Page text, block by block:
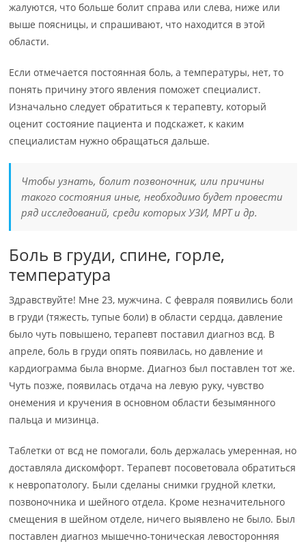
жалуются, что больше болит справа или слева, ниже или
выше поясницы, и спрашивают, что находится в этой
области.
Если отмечается постоянная боль, а температуры, нет, то
понять причину этого явления поможет специалист.
Изначально следует обратиться к терапевту, который
оценит состояние пациента и подскажет, к каким
специалистам нужно обращаться дальше.
Чтобы узнать, болит позвоночник, или причины
такого состояния иные, необходимо будет провести
ряд исследований, среди которых УЗИ, МРТ и др.
Боль в груди, спине, горле,
температура
Здравствуйте! Мне 23, мужчина. С февраля появились боли
в груди (тяжесть, тупые боли) в области сердца, давление
было чуть повышено, терапевт поставил диагноз всд. В
апреле, боль в груди опять появилась, но давление и
кардиограмма была внорме. Диагноз был поставлен тот же.
Чуть позже, появилась отдача на левую руку, чувство
онемения и кручения в основном области безымянного
пальца и мизинца.
Таблетки от всд не помогали, боль держалась умеренная, но
доставляла дискомфорт. Терапевт посоветовала обратиться
к невропатологу. Были сделаны снимки грудной клетки,
позвоночника и шейного отдела. Кроме незначительного
смещения в шейном отделе, ничего выявлено не было. Был
поставлен диагноз мышечно-тоническая левосторонняя